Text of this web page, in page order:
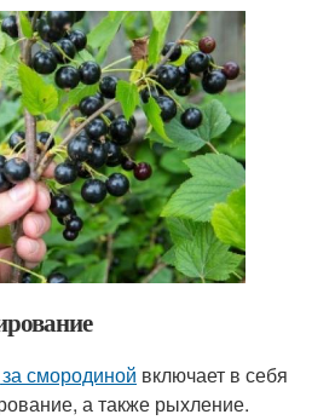
смородиной включает в себя
а также рыхление.